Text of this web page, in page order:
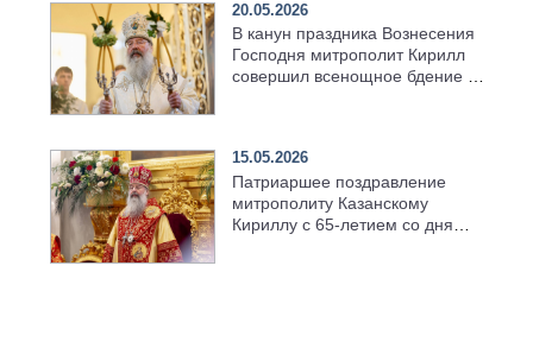
20.05.2026
В канун праздника Вознесения
Господня митрополит Кирилл
совершил всенощное бдение в
15.05.2026
Патриаршее поздравление
митрополиту Казанскому
Кириллу с 65-летием со дня